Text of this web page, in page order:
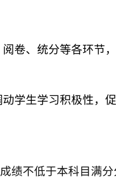
卷、统分等各环节
学生学习积极性，
绩不低于本科目满